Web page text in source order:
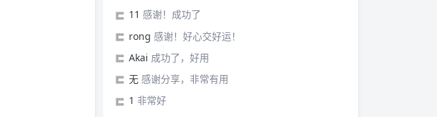
11 感谢！成功了
rong 感谢！好心交好运！
Akai 成功了，好用
无 感谢分享，非常有用
1 非常好